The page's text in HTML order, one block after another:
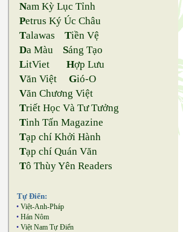
Nam Kỳ Lục Tỉnh
Petrus Ký Úc Châu
Talawas Tiền Vệ
Da Màu Sáng Tạo
LitViet Hợp Lưu
Văn Việt Gió-O
Văn Chương Việt
Triết Học Và Tư Tưởng
Tinh Tấn Magazine
Tạp chí Khởi Hành
Tạp chí Quán Văn
Tô Thùy Yên Readers
Tự Điển:
• Việt-Anh-Pháp
• Hán Nôm
• Việt Nam Tự Điển